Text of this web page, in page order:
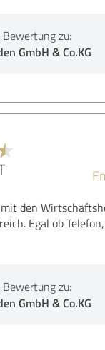
zu:
GmbH & Co.KG
den
Egal ob
zu:
GmbH & Co.KG